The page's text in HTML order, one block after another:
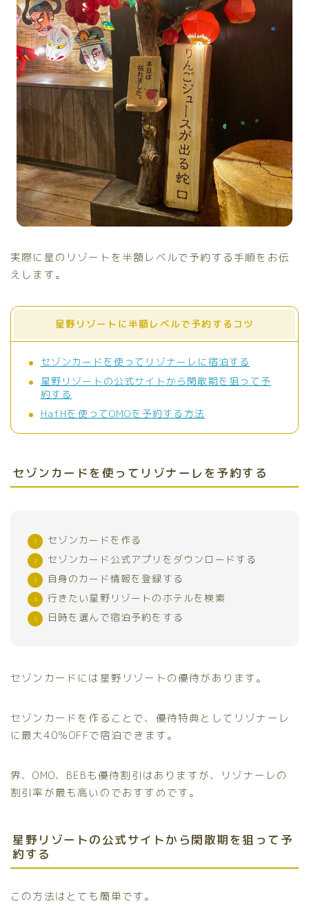
実際に星のリゾートを半額レベルで予約する手順をお伝
えします。
星野リゾートに半額レベルで予約するコツ
セゾンカードを使ってリゾナーレに宿泊する
星野リゾートの公式サイトから閑散期を狙って予
約する
HafHを使ってOMOを予約する方法
セゾンカードを使ってリゾナーレを予約する
セゾンカードを作る
セゾンカード公式アプリをダウンロードする
自身のカード情報を登録する
行きたい星野リゾートのホテルを検索
日時を選んで宿泊予約をする
セゾンカードには星野リゾートの優待があります。
セゾンカードを作ることで、優待特典としてリゾナーレ
に最大40％OFFで宿泊できます。
界、OMO、BEBも優待割引はありますが、リゾナーレの
割引率が最も高いのでおすすめです。
星野リゾートの公式サイトから閑散期を狙って予
約する
この方法はとても簡単です。